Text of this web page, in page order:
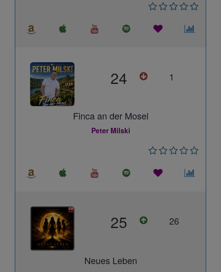
24 1
Finca an der Mosel
Peter Milski
25 26
Neues Leben